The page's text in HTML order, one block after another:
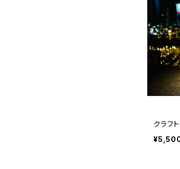
クラフ